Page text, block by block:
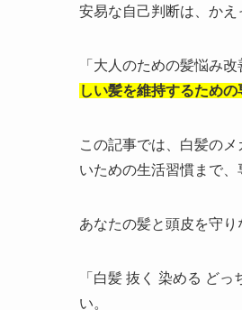
安易な自己判断は、かえ
「大人のための髪悩み
しい髪を維持するため
この記事では、白髪の
いための生活習慣まで、
あなたの髪と頭皮を守り
「白髪 抜く 染める ど
い。